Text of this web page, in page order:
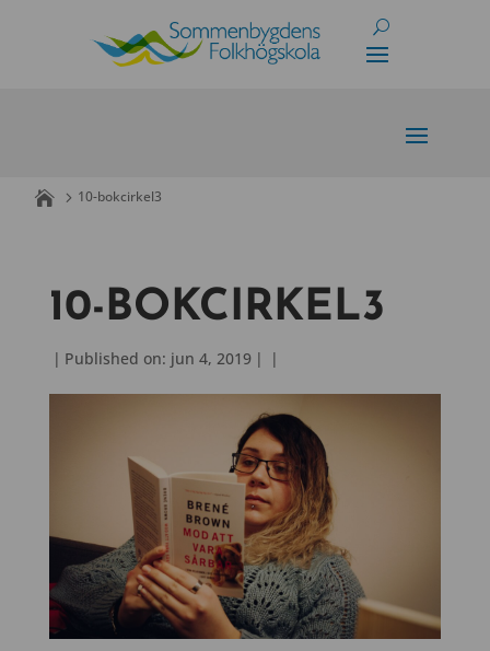
10-bokcirkel3
10-BOKCIRKEL3
| Published on: jun 4, 2019 | |